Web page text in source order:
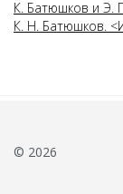
К. Батюшков и Э.
К. Н. Батюшков.
© 2026